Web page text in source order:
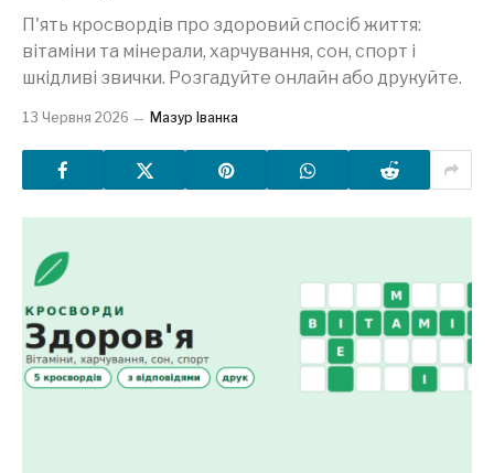
П'ять кросвордів про здоровий спосіб життя:
вітаміни та мінерали, харчування, сон, спорт і
шкідливі звички. Розгадуйте онлайн або друкуйте.
13 Червня 2026 Мазур Іванка